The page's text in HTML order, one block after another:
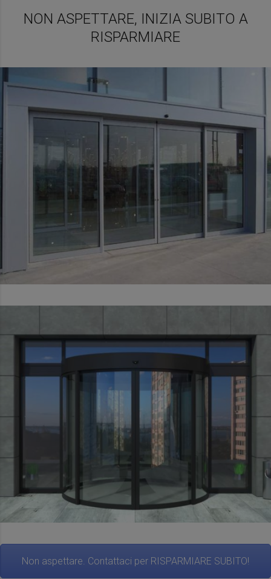
NON ASPETTARE, INIZIA SUBITO A
RISPARMIARE
Non aspettare. Contattaci per RISPARMIARE SUBITO!